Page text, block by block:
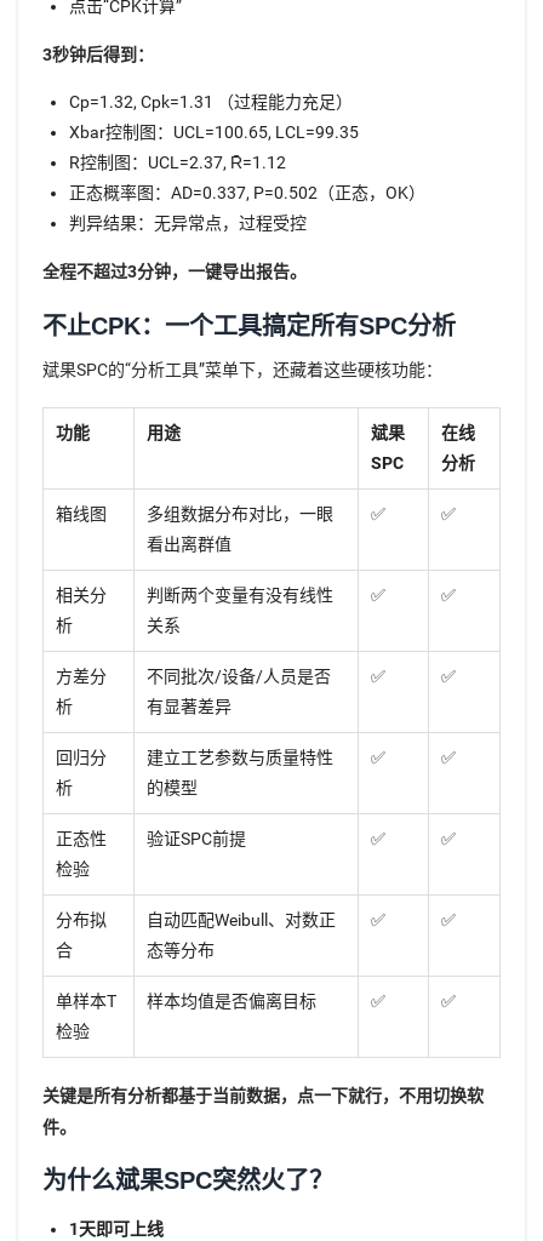
点击“CPK计算”
3秒钟后得到：
Cp=1.32, Cpk=1.31 （过程能力充足）
Xbar控制图：UCL=100.65, LCL=99.35
R控制图：UCL=2.37, R̄=1.12
正态概率图：AD=0.337, P=0.502（正态，OK）
判异结果：无异常点，过程受控
全程不超过3分钟，一键导出报告。
不止CPK：一个工具搞定所有SPC分析
斌果SPC的“分析工具”菜单下，还藏着这些硬核功能：
功能 用途
斌果
SPC
在线
分析
箱线图
多组数据分布对比，一眼
看出离群值
✅️ ✅️
相关分
析
判断两个变量有没有线性
关系
✅️ ✅️
方差分
析
不同批次/设备/人员是否
有显著差异
✅️ ✅️
回归分
析
建立工艺参数与质量特性
的模型
✅️ ✅️
正态性
检验
验证SPC前提 ✅️ ✅️
分布拟
合
自动匹配Weibull、对数正
态等分布
✅️ ✅️
单样本T
检验
样本均值是否偏离目标 ✅️ ✅️
关键是所有分析都基于当前数据，点一下就行，不用切换软
件。
为什么斌果SPC突然火了？
1天即可上线